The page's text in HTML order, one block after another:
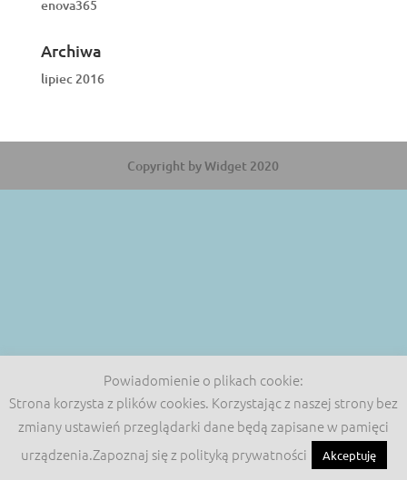
enova365
Archiwa
lipiec 2016
Copyright by Widget 2020
Powiadomienie o plikach cookie:
Strona korzysta z plików cookies. Korzystając z naszej strony bez
zmiany ustawień przeglądarki dane będą zapisane w pamięci
urządzenia.Zapoznaj się z polityką prywatności
Akceptuję